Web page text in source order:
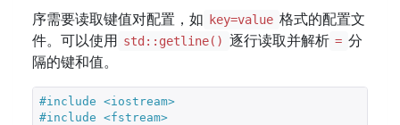
序需要读取键值对配置，如
key=value 格式的配置文
件。可以使用 std::getline() 逐行读取并解析 = 分
隔的键和值。
#include <iostream>
#include <fstream>